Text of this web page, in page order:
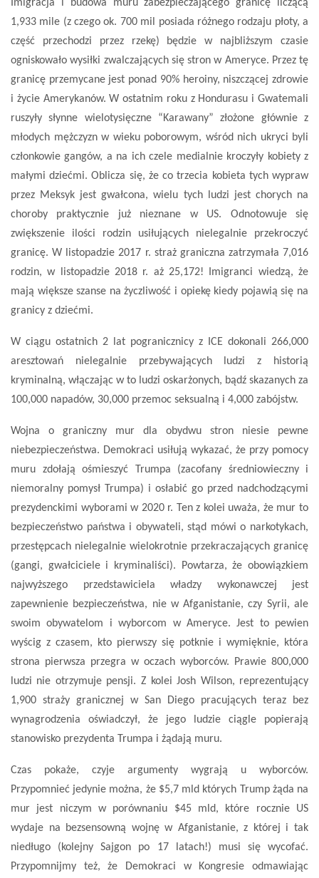
Imigracja i budowa muru zabezpieczającego granicę liczącą
1,933 mile (z czego ok. 700 mil posiada różnego rodzaju płoty, a
część przechodzi przez rzekę) będzie w najbliższym czasie
ogniskowało wysiłki zwalczających się stron w Ameryce. Przez tę
granicę przemycane jest ponad 90% heroiny, niszczącej zdrowie
i życie Amerykanów. W ostatnim roku z Hondurasu i Gwatemali
ruszyły słynne wielotysięczne “Karawany” złożone głównie z
młodych mężczyzn w wieku poborowym, wśród nich ukryci byli
członkowie gangów, a na ich czele medialnie kroczyły kobiety z
małymi dziećmi. Oblicza się, że co trzecia kobieta tych wypraw
przez Meksyk jest gwałcona, wielu tych ludzi jest chorych na
choroby praktycznie już nieznane w US. Odnotowuje się
zwiększenie ilości rodzin usiłujących nielegalnie przekroczyć
granicę. W listopadzie 2017 r. straż graniczna zatrzymała 7,016
rodzin, w listopadzie 2018 r. aż 25,172! Imigranci wiedzą, że
mają większe szanse na życzliwość i opiekę kiedy pojawią się na
granicy z dziećmi.
W ciągu ostatnich 2 lat pogranicznicy z ICE dokonali 266,000
aresztowań nielegalnie przebywających ludzi z historią
kryminalną, włączając w to ludzi oskarżonych, bądź skazanych za
100,000 napadów, 30,000 przemoc seksualną i 4,000 zabójstw.
Wojna o graniczny mur dla obydwu stron niesie pewne
niebezpieczeństwa. Demokraci usiłują wykazać, że przy pomocy
muru zdołają ośmieszyć Trumpa (zacofany średniowieczny i
niemoralny pomysł Trumpa) i osłabić go przed nadchodzącymi
prezydenckimi wyborami w 2020 r. Ten z kolei uważa, że mur to
bezpieczeństwo państwa i obywateli, stąd mówi o narkotykach,
przestępcach nielegalnie wielokrotnie przekraczających granicę
(gangi, gwałciciele i kryminaliści). Powtarza, że obowiązkiem
najwyższego przedstawiciela władzy wykonawczej jest
zapewnienie bezpieczeństwa, nie w Afganistanie, czy Syrii, ale
swoim obywatelom i wyborcom w Ameryce. Jest to pewien
wyścig z czasem, kto pierwszy się potknie i wymięknie, która
strona pierwsza przegra w oczach wyborców. Prawie 800,000
ludzi nie otrzymuje pensji. Z kolei Josh Wilson, reprezentujący
1,900 straży granicznej w San Diego pracujących teraz bez
wynagrodzenia oświadczył, że jego ludzie ciągle popierają
stanowisko prezydenta Trumpa i żądają muru.
Czas pokaże, czyje argumenty wygrają u wyborców.
Przypomnieć jedynie można, że $5,7 mld których Trump żąda na
mur jest niczym w porównaniu $45 mld, które rocznie US
wydaje na bezsensowną wojnę w Afganistanie, z której i tak
niedługo (kolejny Sajgon po 17 latach!) musi się wycofać.
Przypomnijmy też, że Demokraci w Kongresie odmawiając